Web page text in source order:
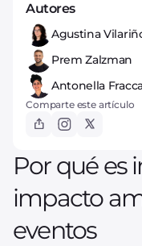
Autores
Agustina
Prem Zalzman
Antonella
Comparte este artículo
Por qué es
impacto
eventos